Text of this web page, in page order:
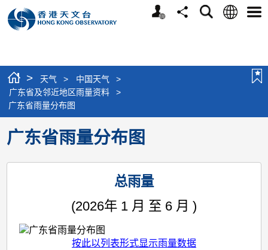
个
分
搜
语
选
> 天气 > 中国天气
>
广东省及邻近地区雨量资料
>
广东省雨量分布图
广东省雨量分布图
总雨量
(2026年 1 月 至 6 月 )
按此以列表形式显示雨量数据